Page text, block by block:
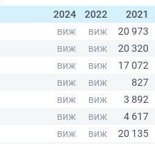
2024
2022 2021